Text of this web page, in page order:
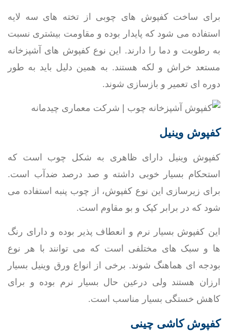
برای ساخت کفپوش های چوبی از تخته های سه لایه
استفاده می شود که پایدار بوده و مقاومت بیشتری نسبت
به رطوبت و دما را دارند. این نوع کفپوش های آشپزخانه
مستعد خراش و لکه هستند. به همین دلیل باید به طور
دوره ای تعمیر و بازسازی شوند.
کفپوش وینیل
کفپوش وینیل دارای ظاهری به شکل چوب است که
استحکام بسیار خوبی داشته و صد درصد ضدآب است.
برای زیرسازی این نوع کفپوش، از چوب پنبه استفاده می
شود که در برابر کپک و بو مقاوم است.
این کفپوش بسیار نرم و انعطاف پذیر بوده و دارای رنگ
ها و سبک های مختلفی است که می توانند با هر نوع
بودجه ای هماهنگ شوند. برخی از انواع ورق وینیل بسیار
ارزان هستند ولی درعین حال بسیار نرم بوده و برای
کاهش خستگی بسیار مناسب است.
کفپوش کاشی چینی